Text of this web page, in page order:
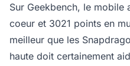
Sur Geekbench, le mobile
coeur et 3021 points en
meilleur que les
haute doit certainement